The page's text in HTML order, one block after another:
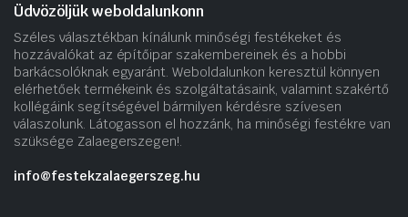
Üdvözöljük weboldalunkonn
Széles választékban kínálunk minőségi festékeket és
hozzávalókat az építőipar szakembereinek és a hobbi
barkácsolóknak egyaránt. Weboldalunkon keresztül könnyen
elérhetőek termékeink és szolgáltatásaink, valamint szakértő
kollégáink segítségével bármilyen kérdésre szívesen
válaszolunk. Látogasson el hozzánk, ha minőségi festékre van
szüksége Zalaegerszegen!.
info@festekzalaegerszeg.hu